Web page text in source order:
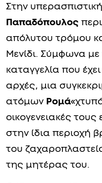
Στην
Παπαδόπουλος
απόλυτου τρόμου
Μενίδι. Σύμφωνα
καταγγελία που
αρχές, μια
ατόμων Ρομά
οικογενειακές
στην ίδια περιοχή
του
της μητέρας του.